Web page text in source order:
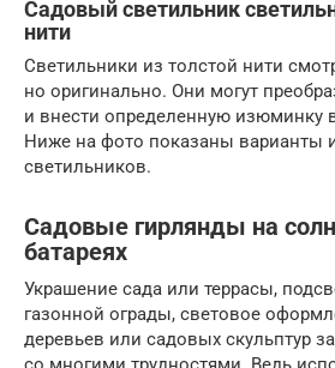
Садовый светильник
нити
Светильники из толстой нити
но оригинально. Они могут
и внести определенную изюминку
Ниже на фото показаны варианты
светильников.
Садовые гирлянды на
батареях
Украшение сада или террасы,
газонной ограды, световое
деревьев или садовых скульптур